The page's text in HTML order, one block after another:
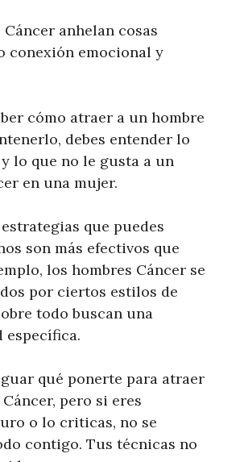
anhelan cosas
conexión emocional y
cómo atraer a un hombre
debes entender lo
lo que no le gusta a un
en una mujer.
que puedes
son más efectivos que
los hombres Cáncer se
por ciertos estilos de
todo buscan una
específica.
qué ponerte para atraer
pero si eres
o lo criticas, no se
contigo. Tus técnicas no